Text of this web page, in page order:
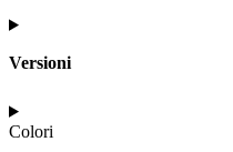
Versioni
Colori